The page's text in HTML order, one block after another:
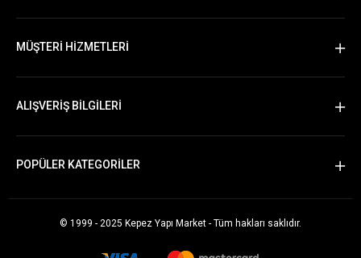
MÜŞTERİ HİZMETLERİ
ALIŞVERİŞ BİLGİLERİ
POPÜLER KATEGORİLER
© 1999 - 2025 Kepez Yapı Market - Tüm hakları saklıdır.